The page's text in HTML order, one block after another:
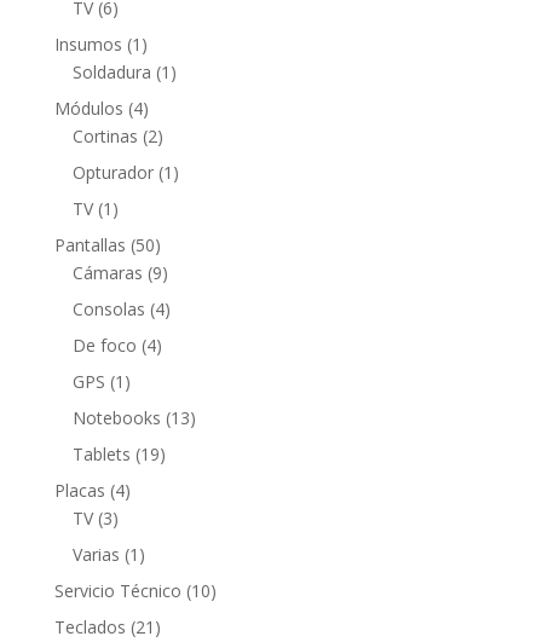
TV 66
productos
Insumos 1 1
producto
Soldadura 1 1
Módulos 44
productos
Cortinas 22
productos
Opturador 1 1
TV 1 1
producto
Pantallas 5050
productos
Cámaras 99
productos
Consolas 44
De foco 44
GPS 1 1
producto
Notebooks 1313
Tablets 1919
Placas 44
TV 33
productos
Varias 1 1
producto
Servicio Técnico 1010
Teclados 21 21